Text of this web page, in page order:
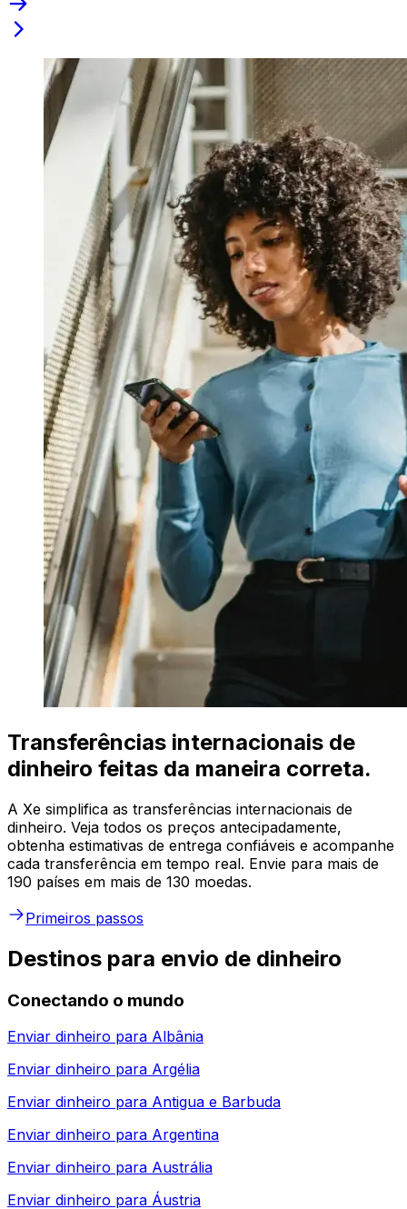
Transferências internacionais de
dinheiro feitas da maneira correta.
A Xe simplifica as transferências internacionais de
dinheiro. Veja todos os preços antecipadamente,
obtenha estimativas de entrega confiáveis e acompanhe
cada transferência em tempo real. Envie para mais de
190 países em mais de 130 moedas.
Primeiros passos
Destinos para envio de dinheiro
Conectando o mundo
Enviar dinheiro para Albânia
Enviar dinheiro para Argélia
Enviar dinheiro para Antigua e Barbuda
Enviar dinheiro para Argentina
Enviar dinheiro para Austrália
Enviar dinheiro para Áustria